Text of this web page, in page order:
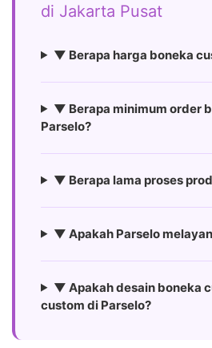
di Jakarta Pusat
▼ Berapa harga boneka
▼ Berapa minimum order
Parselo?
▼ Berapa lama proses
▼ Apakah Parselo
▼ Apakah desain boneka
custom di Parselo?